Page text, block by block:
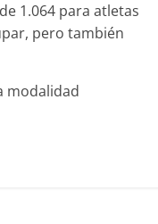
1.064 para atletas
pero también
modalidad